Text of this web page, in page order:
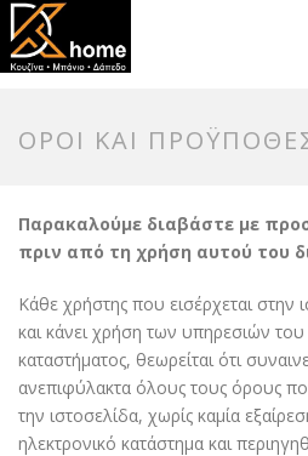
Επικοινωνία
ΌΡΟΙ ΚΑΙ
Παρακαλούμε διαβάστε με
πριν από τη χρήση αυτού του
Κάθε χρήστης που εισέρχεται στην
και κάνει χρήση των υπηρεσιών του
καταστήματος, θεωρείται ότι
ανεπιφύλακτα όλους τους όρους
την ιστοσελίδα, χωρίς καμία
ηλεκτρονικό κατάστημα και